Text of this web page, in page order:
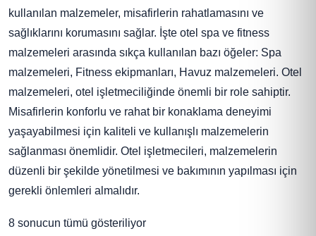
kullanılan malzemeler, misafirlerin rahatlamasını ve
sağlıklarını korumasını sağlar. İşte otel spa ve fitness
malzemeleri arasında sıkça kullanılan bazı öğeler: Spa
malzemeleri, Fitness ekipmanları, Havuz malzemeleri. Otel
malzemeleri, otel işletmeciliğinde önemli bir role sahiptir.
Misafirlerin konforlu ve rahat bir konaklama deneyimi
yaşayabilmesi için kaliteli ve kullanışlı malzemelerin
sağlanması önemlidir. Otel işletmecileri, malzemelerin
düzenli bir şekilde yönetilmesi ve bakımının yapılması için
gerekli önlemleri almalıdır.
8 sonucun tümü gösteriliyor